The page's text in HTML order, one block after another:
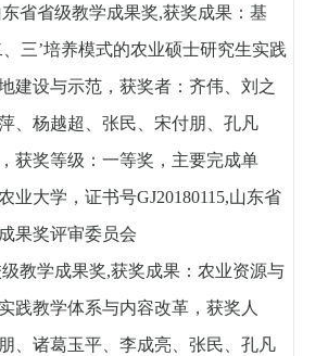
东省省级教学成果奖,获奖成果：基
、三’培养模式的农业硕士研究生实践
建设与示范，获奖者：齐伟、刘之
、杨越超、张民、宋付朋、孔凡
获奖等级：一等奖，主要完成单
业大学，证书号GJ20180115,山东省
果奖评审委员会
教学成果奖,获奖成果：农业资源与
践教学体系与内容改革，获奖人
、诸葛玉平、李成亮、张民、孔凡